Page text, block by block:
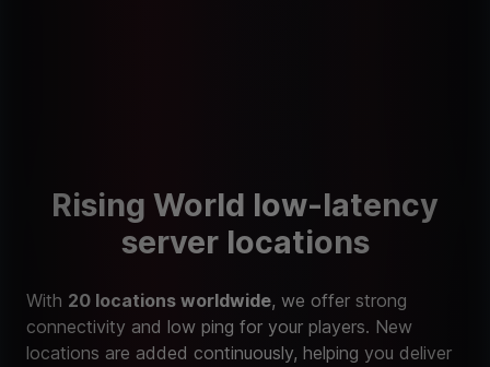
Rising World low-latency
server locations
With 20 locations worldwide, we offer strong
connectivity and low ping for your players. New
locations are added continuously, helping you deliver